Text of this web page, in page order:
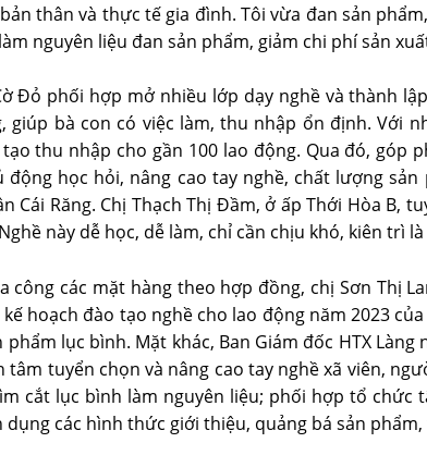
thân và thực tế gia đình. Tôi vừa đan sản
nguyên liệu đan sản phẩm, giảm chi phí sản
Đỏ phối hợp mở nhiều lớp dạy nghề và thành
bà con có việc làm, thu nhập ổn định. Với
thu nhập cho gần 100 lao động. Qua đó, góp
học hỏi, nâng cao tay nghề, chất lượng
Cái Răng. Chị Thạch Thị Đầm, ở ấp Thới Hòa B,
này dễ học, dễ làm, chỉ cần chịu khó, kiên trì
các mặt hàng theo hợp đồng, chị Sơn Thị
hoạch đào tạo nghề cho lao động năm 2023
lục bình. Mặt khác, Ban Giám đốc HTX
tuyển chọn và nâng cao tay nghề xã viên,
cắt lục bình làm nguyên liệu; phối hợp tổ
các hình thức giới thiệu, quảng bá sản